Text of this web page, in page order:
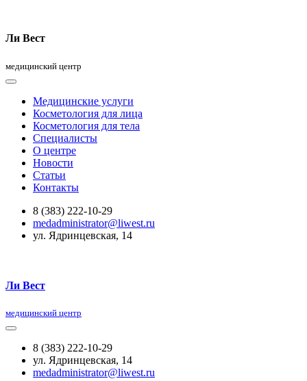
Ли Вест
медицинский центр
Медицинские услуги
Косметология для лица
Косметология для тела
Специалисты
О центре
Новости
Статьи
Контакты
8 (383) 222-10-29
medadministrator@liwest.ru
ул. Ядринцевская, 14
Ли Вест
медицинский центр
8 (383) 222-10-29
ул. Ядринцевская, 14
medadministrator@liwest.ru